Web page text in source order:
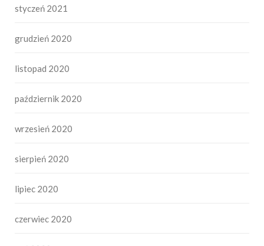
styczeń 2021
grudzień 2020
listopad 2020
październik 2020
wrzesień 2020
sierpień 2020
lipiec 2020
czerwiec 2020